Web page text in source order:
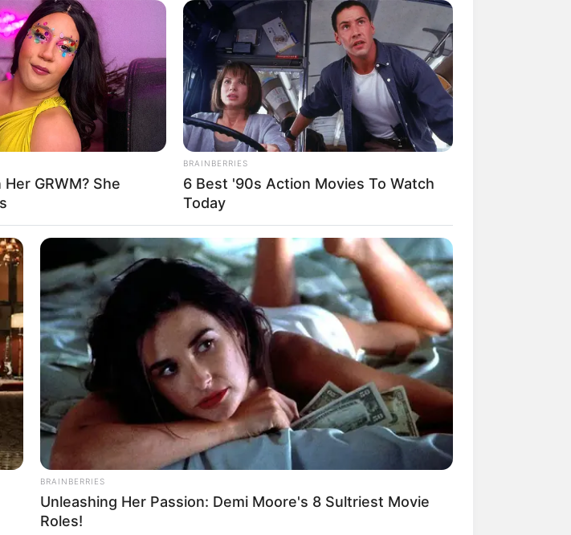
noch weitere sehenswerte Bauwerke im ehemaligen Königreich
in Kelheim, das Pompejanumin Aschaffenburgsowie die
Max-Slevogt-Galerie in der Villa Ludwigshöhe:
bei Edenkoben:
und
in Edenkoben auf Hotel.de suchen und online
und Museen im Umkreis der Villa Ludwigshöhe
GRWM? She
BRAINBERRIES
6 Best '90s Action Movies To Watch
Today
BRAINBERRIES
Unleashing Her Passion: Demi Moore's 8 Sultriest Movie
Roles!